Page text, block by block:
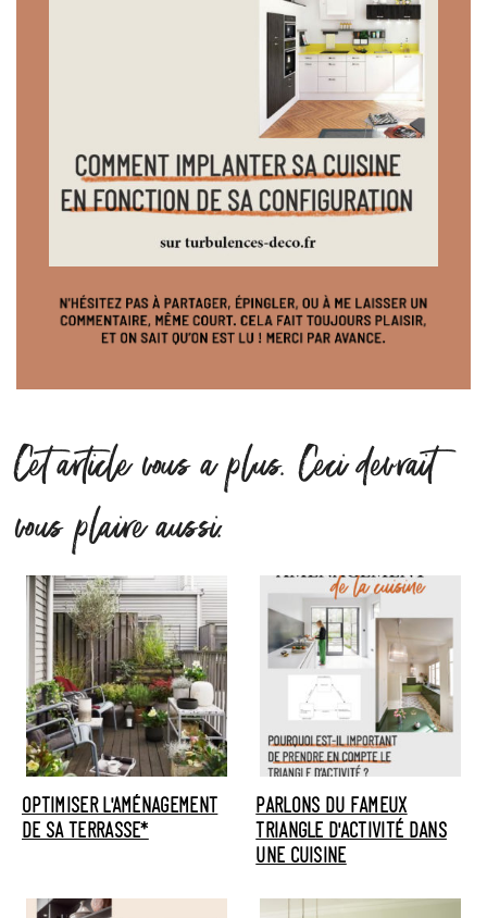
Cet article vous a plus. Ceci devrait
vous plaire aussi.
OPTIMISER L'AMÉNAGEMENT
DE SA TERRASSE*
PARLONS DU FAMEUX
TRIANGLE D'ACTIVITÉ DANS
UNE CUISINE